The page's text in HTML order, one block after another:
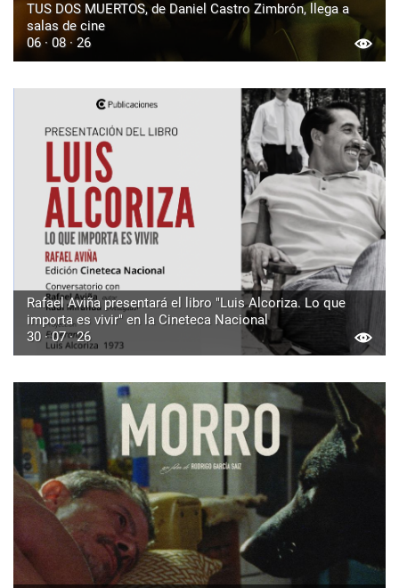
TUS DOS MUERTOS, de Daniel Castro Zimbrón, llega a
salas de cine
06 · 08 · 26
Rafael Aviña presentará el libro "Luis Alcoriza. Lo que
importa es vivir" en la Cineteca Nacional
30 · 07 · 26